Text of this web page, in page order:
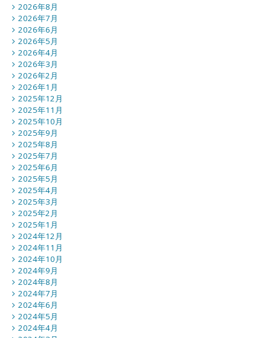
2026年8月
2026年7月
2026年6月
2026年5月
2026年4月
2026年3月
2026年2月
2026年1月
2025年12月
2025年11月
2025年10月
2025年9月
2025年8月
2025年7月
2025年6月
2025年5月
2025年4月
2025年3月
2025年2月
2025年1月
2024年12月
2024年11月
2024年10月
2024年9月
2024年8月
2024年7月
2024年6月
2024年5月
2024年4月